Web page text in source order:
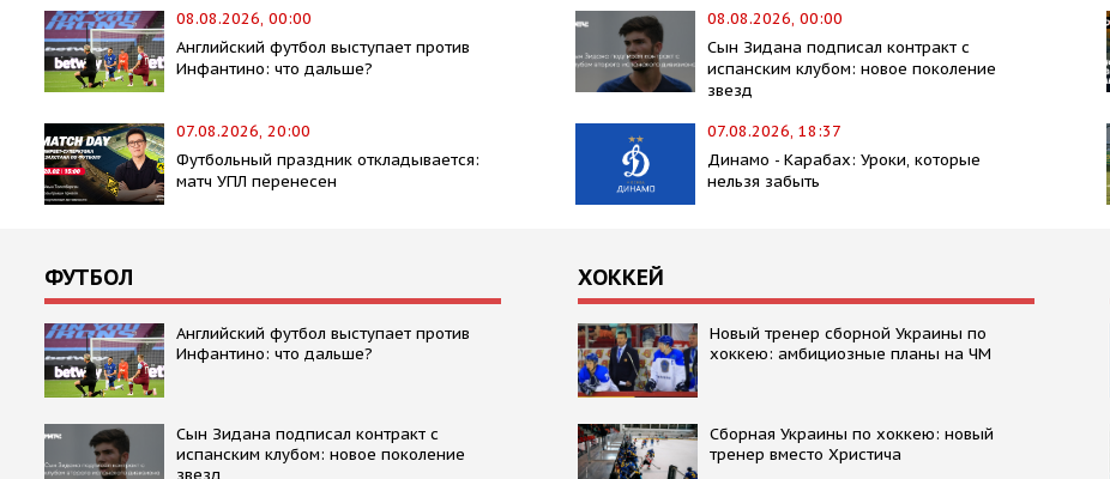
08.08.2026, 00:00
Английский футбол выступает против
Инфантино: что дальше?
08.08.2026, 00:00
Сын Зидана подписал контракт с
испанским клубом: новое поколение
звезд
07.08.2026, 20:00
Футбольный праздник откладывается:
матч УПЛ перенесен
07.08.2026, 18:37
Динамо - Карабах: Уроки, которые
нельзя забыть
ФУТБОЛ
Английский футбол выступает против
Инфантино: что дальше?
Сын Зидана подписал контракт с
испанским клубом: новое поколение
звезд
ХОККЕЙ
Новый тренер сборной Украины по
хоккею: амбициозные планы на ЧМ
Сборная Украины по хоккею: новый
тренер вместо Христича